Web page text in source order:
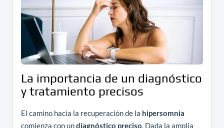
La importancia de un diagnóstico
y tratamiento precisos
El camino hacia la recuperación de la hipersomnia
comienza con undiagnóstico preciso . Dada la amplia